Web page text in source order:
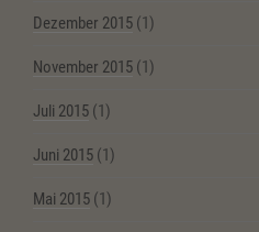
Dezember 2015 (1)
November 2015 (1)
Juli 2015 (1)
Juni 2015 (1)
Mai 2015 (1)